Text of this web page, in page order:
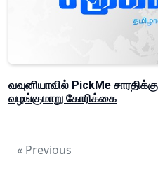
வவுனியாவில் PickMe
வழங்குமாறு கோரிக்கை
« Previous